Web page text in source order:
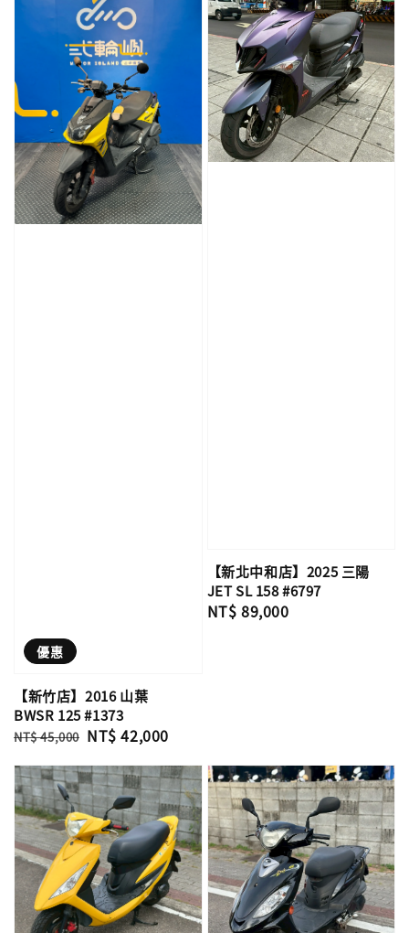
優惠
【新竹店】2016 山葉
BWSR 125 #1373
Regular
NT$ 45,000 Sale
NT$ 42,000
【新北中和店】2025 三陽
JET SL 158 #6797
Regular
NT$ 89,000